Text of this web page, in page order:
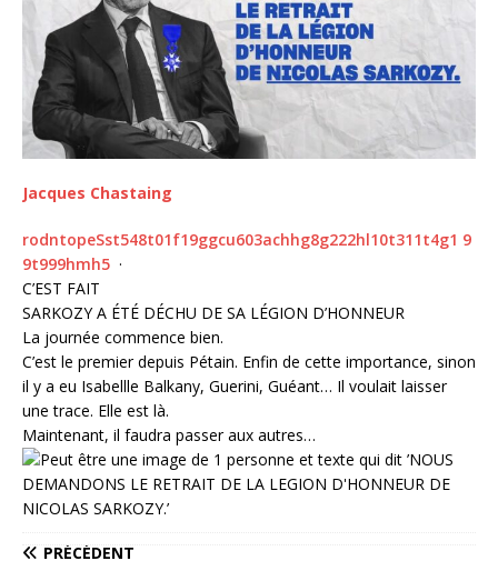
Jacques Chastaing
rodntopeSst548t01f19ggcu603achhg8g222hl10t311t4g1 9
9t999hmh5 ·
C’EST FAIT
SARKOZY A ÉTÉ DÉCHU DE SA LÉGION D’HONNEUR
La journée commence bien.
C’est le premier depuis Pétain. Enfin de cette importance, sinon
il y a eu Isabellle Balkany, Guerini, Guéant… Il voulait laisser
une trace. Elle est là.
Maintenant, il faudra passer aux autres…
PRÉCÉDENT